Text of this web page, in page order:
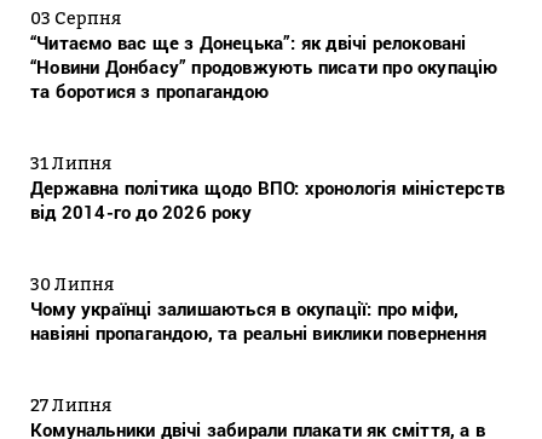
03 Серпня
“Читаємо вас ще з Донецька”: як двічі релоковані
“Новини Донбасу” продовжують писати про окупацію
та боротися з пропагандою
31 Липня
Державна політика щодо ВПО: хронологія міністерств
від 2014-го до 2026 року
30 Липня
Чому українці залишаються в окупації: про міфи,
навіяні пропагандою, та реальні виклики повернення
27 Липня
Комунальники двічі забирали плакати як сміття, а в